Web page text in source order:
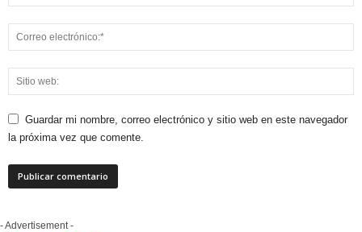
Guardar mi nombre, correo electrónico y sitio web en este navegador
la próxima vez que comente.
- Advertisement -